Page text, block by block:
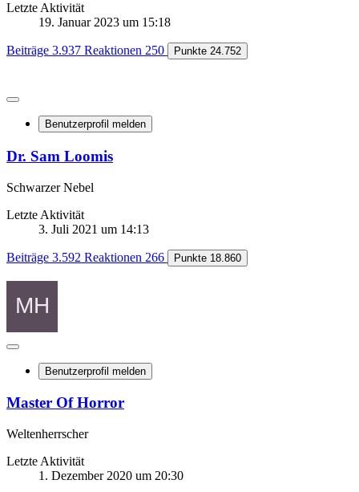
Letzte Aktivität
19. Januar 2023 um 15:18
Beiträge 3.937 Reaktionen 250 Punkte 24.752
Benutzerprofil melden
Dr. Sam Loomis
Schwarzer Nebel
Letzte Aktivität
3. Juli 2021 um 14:13
Beiträge 3.592 Reaktionen 266 Punkte 18.860
Benutzerprofil melden
Master Of Horror
Weltenherrscher
Letzte Aktivität
1. Dezember 2020 um 20:30